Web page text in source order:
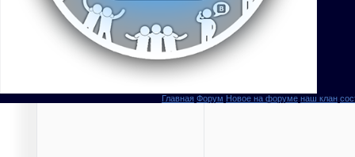
Главная Форум Новое на форуме наш клан